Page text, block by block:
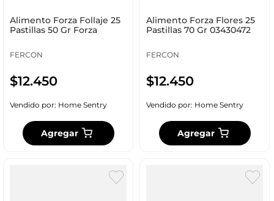
Alimento Forza Follaje 25
Pastillas 50 Gr Forza
FERCON
$12.450
Vendido por: Home Sentry
Agregar
Alimento Forza Flores 25
Pastillas 70 Gr 03430472
FERCON
$12.450
Vendido por: Home Sentry
Agregar